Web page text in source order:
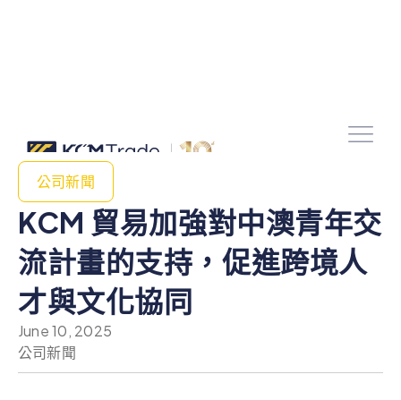
公司新聞
KCM 貿易加強對中澳青年交
流計畫的支持，促進跨境人
才與文化協同
June 10, 2025
公司新聞